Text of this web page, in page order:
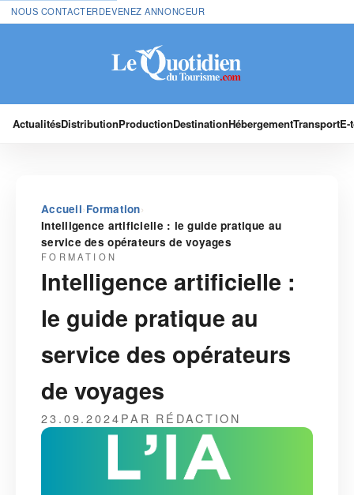
NOUS CONTACTERDEVENEZ ANNONCEUR
ActualitésDistributionProductionDestinationHébergementTransport
Accueil›Formation›
Intelligence artificielle : le guide pratique au
service des opérateurs de voyages
FORMATION
Intelligence artificielle :
le guide pratique au
service des opérateurs
de voyages
23.09.2024PAR RÉDACTION